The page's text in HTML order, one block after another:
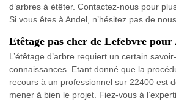
d’arbres à étêter. Contactez-nous pour
Si vous êtes à Andel, n’hésitez pas de
Etêtage pas cher de Lefebvre pour
L’étêtage d’arbre requiert un certain
connaissances. Etant donné que la
recours à un professionnel sur 22400 est
mener à bien le projet. Fiez-vous à